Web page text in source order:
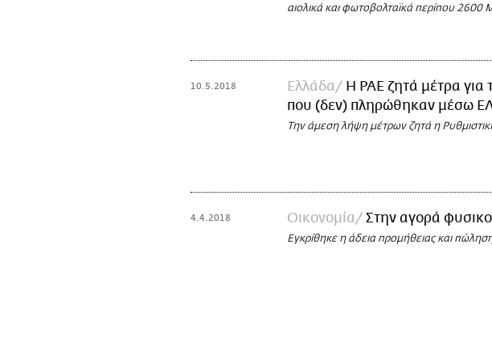
αιολικά και φωτοβολταϊκά περίπου 2600
10.5.2018 Ελλάδα
Η ΡΑΕ ζητά μέτρα για
που (δεν) πληρώθηκαν μέσω
Την άμεση λήψη μέτρων ζητά η
4.4.2018 Οικονομία Στην αγορά
Εγκρίθηκε η άδεια προμήθειας και